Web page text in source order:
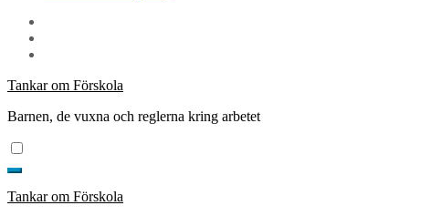
Tankar om Förskola
Barnen, de vuxna och reglerna kring arbetet
Tankar om Förskola